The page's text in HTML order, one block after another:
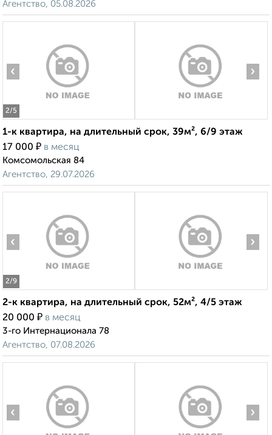
Агентство, 05.08.2026
2/5
‹ ›
1-к квартира, на длительный срок, 39м², 6/9 этаж
17 000 ₽ в месяц
Комсомольская 84
Агентство, 29.07.2026
2/9
‹ ›
2-к квартира, на длительный срок, 52м², 4/5 этаж
20 000 ₽ в месяц
3-го Интернационала 78
Агентство, 07.08.2026
‹ ›